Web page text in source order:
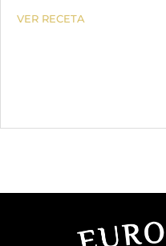
VER RECETA